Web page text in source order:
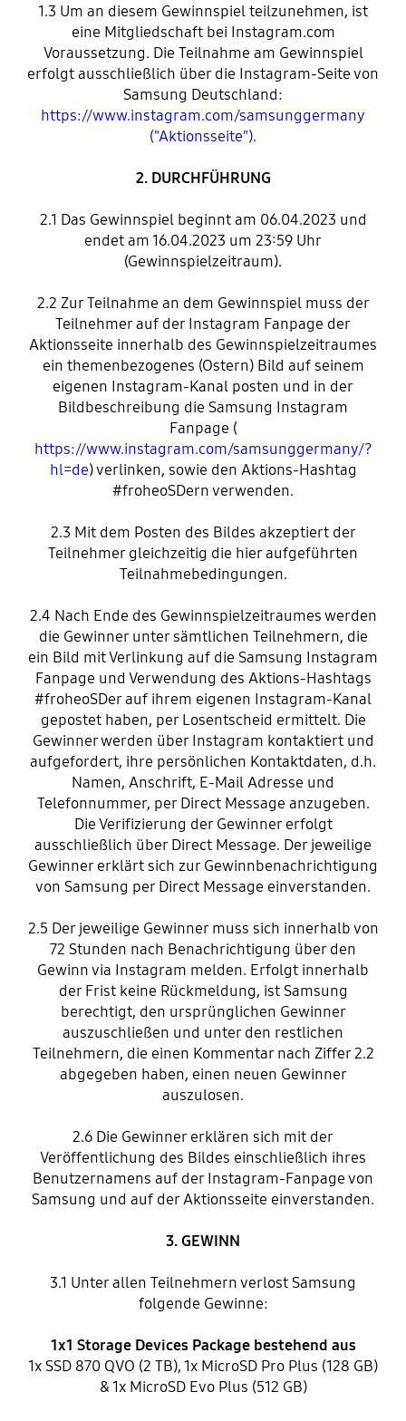
1.3 Um an diesem Gewinnspiel teilzunehmen, ist
eine Mitgliedschaft bei Instagram.com
Voraussetzung. Die Teilnahme am Gewinnspiel
erfolgt ausschließlich über die Instagram-Seite von
Samsung Deutschland:
https://www.instagram.com/samsunggermany
("Aktionsseite").
2. DURCHFÜHRUNG
2.1 Das Gewinnspiel beginnt am 06.04.2023 und
endet am 16.04.2023 um 23:59 Uhr
(Gewinnspielzeitraum).
2.2 Zur Teilnahme an dem Gewinnspiel muss der
Teilnehmer auf der Instagram Fanpage der
Aktionsseite innerhalb des Gewinnspielzeitraumes
ein themenbezogenes (Ostern) Bild auf seinem
eigenen Instagram-Kanal posten und in der
Bildbeschreibung die Samsung Instagram
Fanpage (
https://www.instagram.com/samsunggermany/?
hl=de) verlinken, sowie den Aktions-Hashtag
#froheoSDern verwenden.
2.3 Mit dem Posten des Bildes akzeptiert der
Teilnehmer gleichzeitig die hier aufgeführten
Teilnahmebedingungen.
2.4 Nach Ende des Gewinnspielzeitraumes werden
die Gewinner unter sämtlichen Teilnehmern, die
ein Bild mit Verlinkung auf die Samsung Instagram
Fanpage und Verwendung des Aktions-Hashtags
#froheoSDer auf ihrem eigenen Instagram-Kanal
gepostet haben, per Losentscheid ermittelt. Die
Gewinner werden über Instagram kontaktiert und
aufgefordert, ihre persönlichen Kontaktdaten, d.h.
Namen, Anschrift, E-Mail Adresse und
Telefonnummer, per Direct Message anzugeben.
Die Verifizierung der Gewinner erfolgt
ausschließlich über Direct Message. Der jeweilige
Gewinner erklärt sich zur Gewinnbenachrichtigung
von Samsung per Direct Message einverstanden.
2.5 Der jeweilige Gewinner muss sich innerhalb von
72 Stunden nach Benachrichtigung über den
Gewinn via Instagram melden. Erfolgt innerhalb
der Frist keine Rückmeldung, ist Samsung
berechtigt, den ursprünglichen Gewinner
auszuschließen und unter den restlichen
Teilnehmern, die einen Kommentar nach Ziffer 2.2
abgegeben haben, einen neuen Gewinner
auszulosen.
2.6 Die Gewinner erklären sich mit der
Veröffentlichung des Bildes einschließlich ihres
Benutzernamens auf der Instagram-Fanpage von
Samsung und auf der Aktionsseite einverstanden.
3. GEWINN
3.1 Unter allen Teilnehmern verlost Samsung
folgende Gewinne:
1x1 Storage Devices Package bestehend aus
1x SSD 870 QVO (2 TB), 1x MicroSD Pro Plus (128 GB)
& 1x MicroSD Evo Plus (512 GB)